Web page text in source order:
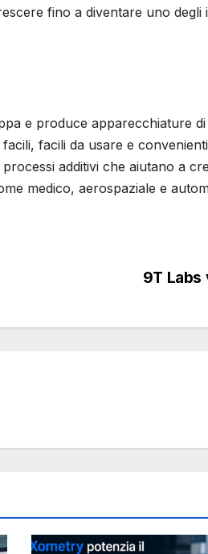
fino a diventare uno
e produce apparecchiature
facili da usare e
additivi che aiutano a
medico, aerospaziale e
9T Labs